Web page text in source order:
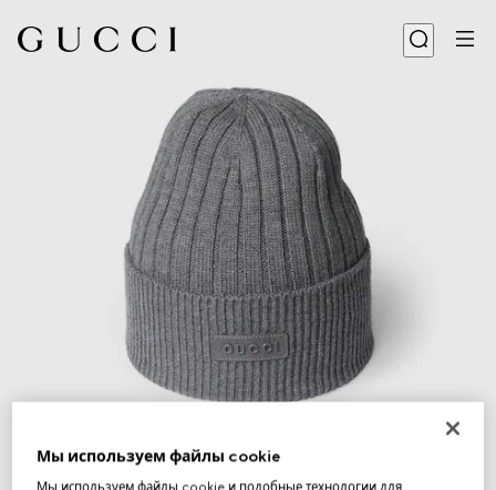
4
Мы используем файлы cookie
Мы используем файлы cookie и подобные технологии для